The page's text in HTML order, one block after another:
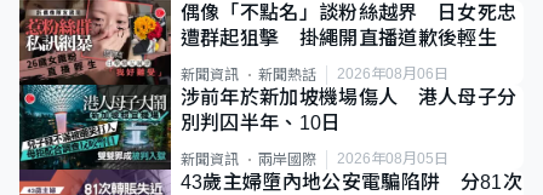
偶像「不點名」談粉絲越界 日女死忠
遭群起狙擊 掛繩開直播道歉後輕生
新聞資訊 新聞熱話 2026年08月06日
涉前年於新加坡機場傷人 港人母子分
別判囚半年、10日
新聞資訊 兩岸國際 2026年08月05日
43歲主婦墮內地公安電騙陷阱 分81次